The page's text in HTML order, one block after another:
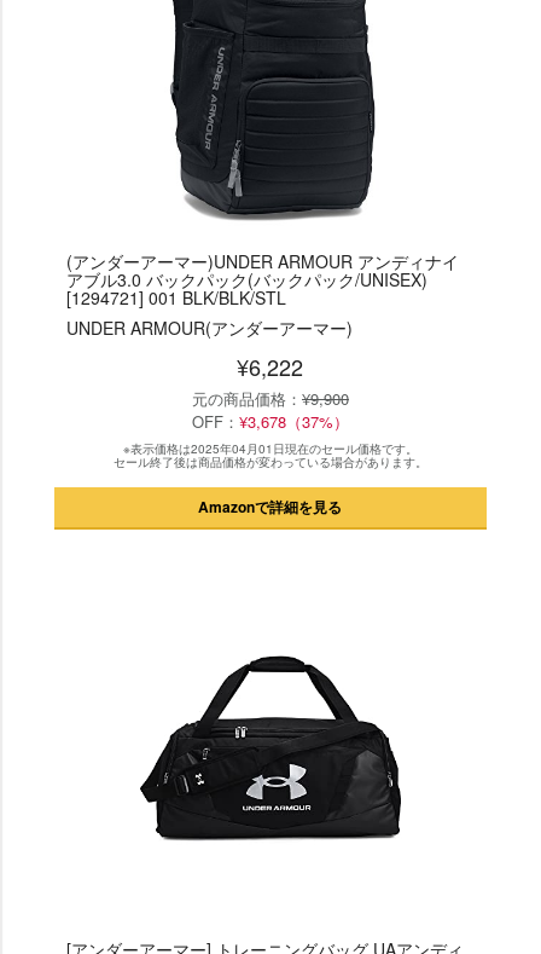
(アンダーアーマー)UNDER ARMOUR アンディナイ
アブル3.0 バックパック(バックパック/UNISEX)
[1294721] 001 BLK/BLK/STL
UNDER ARMOUR(アンダーアーマー)
¥6,222
元の商品価格： ¥9,900
OFF： ¥3,678（37%）
※表示価格は2025年04月01日現在のセール価格です。
セール終了後は商品価格が変わっている場合があります。
Amazonで詳細を見る